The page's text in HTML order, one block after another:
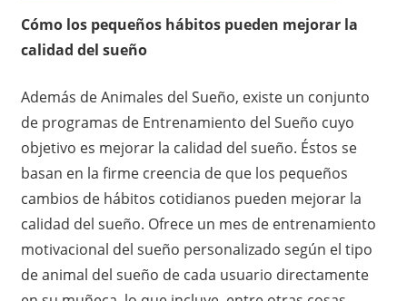
Cómo los pequeños hábitos pueden mejorar la
calidad del sueño
Además de Animales del Sueño, existe un conjunto
de programas de Entrenamiento del Sueño cuyo
objetivo es mejorar la calidad del sueño. Éstos se
basan en la firme creencia de que los pequeños
cambios de hábitos cotidianos pueden mejorar la
calidad del sueño. Ofrece un mes de entrenamiento
motivacional del sueño personalizado según el tipo
de animal del sueño de cada usuario directamente